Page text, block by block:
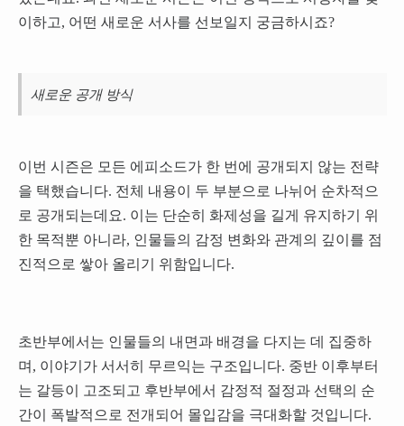
이하고, 어떤 새로운 서사를 선보일지 궁금하시죠?
새로운 공개 방식
이번 시즌은 모든 에피소드가 한 번에 공개되지 않는 전략
을 택했습니다. 전체 내용이 두 부분으로 나뉘어 순차적으
로 공개되는데요. 이는 단순히 화제성을 길게 유지하기 위
한 목적뿐 아니라, 인물들의 감정 변화와 관계의 깊이를 점
진적으로 쌓아 올리기 위함입니다.
초반부에서는 인물들의 내면과 배경을 다지는 데 집중하
며, 이야기가 서서히 무르익는 구조입니다. 중반 이후부터
는 갈등이 고조되고 후반부에서 감정적 절정과 선택의 순
간이 폭발적으로 전개되어 몰입감을 극대화할 것입니다.